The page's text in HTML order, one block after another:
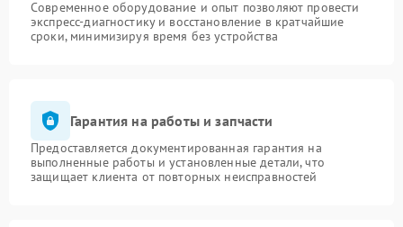
Современное оборудование и опыт позволяют провести
экспресс-диагностику и восстановление в кратчайшие
сроки, минимизируя время без устройства
Гарантия на работы и запчасти
Предоставляется документированная гарантия на
выполненные работы и установленные детали, что
защищает клиента от повторных неисправностей